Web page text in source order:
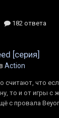
182 ответа
[серия]
Action
считают, что
то и от игры с
с провала